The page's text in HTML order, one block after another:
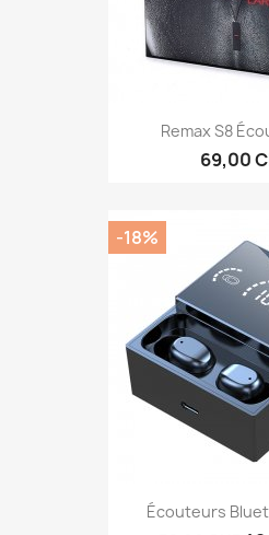
Remax S8
69,00
Écouteurs
-18%